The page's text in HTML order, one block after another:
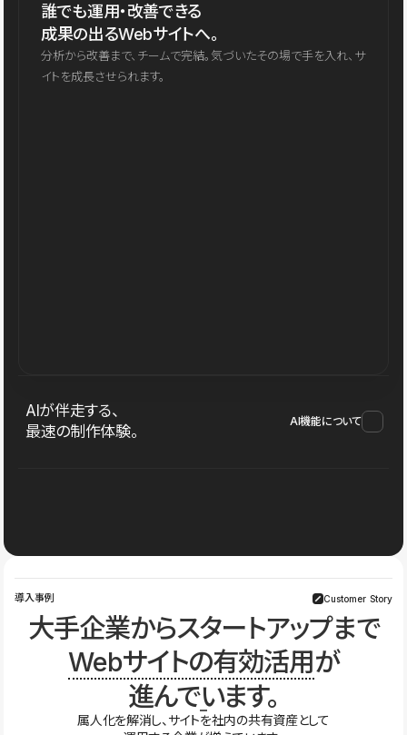
誰でも運用・改善できる
成果の出るWebサイトへ。
分析から改善まで、チームで完結。気づいたその場で手を入れ、サ
イトを成長させられます。
AIが伴走する、
最速の制作体験。
AI機能について
導入事例 Customer Story
大手企業からスタートアップまで
Webサイトの有効活用が
進んでいます。
属人化を解消し、サイトを社内の共有資産として